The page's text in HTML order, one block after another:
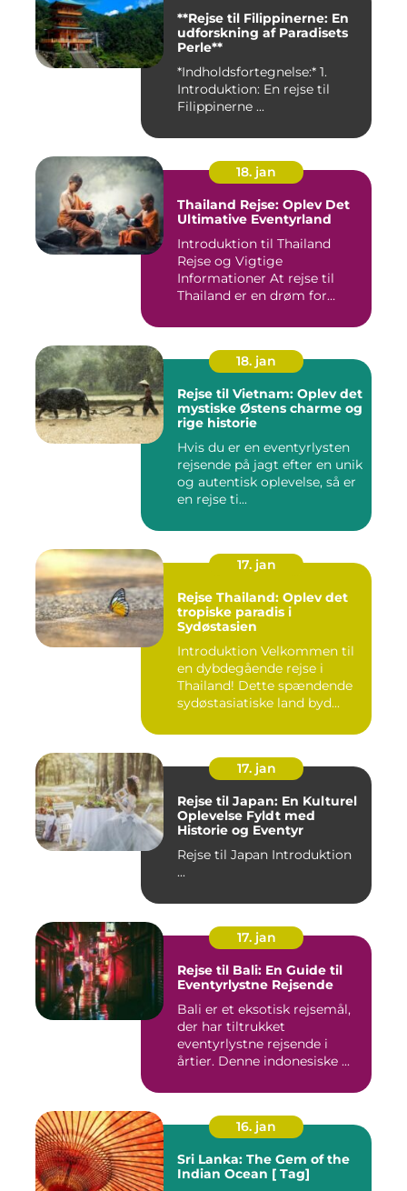
**Rejse til Filippinerne: En
udforskning af Paradisets
Perle**
*Indholdsfortegnelse:* 1.
Introduktion: En rejse til
Filippinerne ...
18. jan
Thailand Rejse: Oplev Det
Ultimative Eventyrland
Introduktion til Thailand
Rejse og Vigtige
Informationer At rejse til
Thailand er en drøm for
18. jan
Rejse til Vietnam: Oplev det
mystiske Østens charme og
rige historie
Hvis du er en eventyrlysten
rejsende på jagt efter en unik
og autentisk oplevelse, så er
en rejse ti...
17. jan
Rejse Thailand: Oplev det
tropiske paradis i
Sydøstasien
Introduktion Velkommen til
en dybdegående rejse i
Thailand! Dette spændende
sydøstasiatiske land byd...
17. jan
Rejse til Japan: En Kulturel
Oplevelse Fyldt med
Historie og Eventyr
Rejse til Japan Introduktion
...
17. jan
Rejse til Bali: En Guide til
Eventyrlystne Rejsende
Bali er et eksotisk rejsemål,
der har tiltrukket
eventyrlystne rejsende i
årtier. Denne indonesiske ...
16. jan
Sri Lanka: The Gem of the
Indian Ocean [ Tag]